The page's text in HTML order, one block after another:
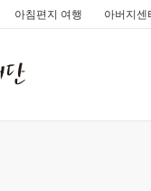
아침편지 여행 아버지센